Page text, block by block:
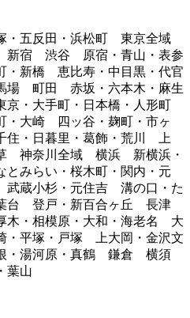
・五反田・浜松町 東京全域
新宿 渋谷 原宿・青山・表参
新橋 恵比寿・中目黒・代官
場 町田 赤坂・六本木・麻生
・大手町・日本橋・人形町
・大崎 四ッ谷・麹町・市ヶ
・日暮里・葛飾・荒川 上
神奈川全域 横浜 新横浜・
みらい・桜木町・関内・元
蔵小杉・元住吉 溝の口・た
台 登戸・新百合ヶ丘 長津
木・相模原・大和・海老名 大
・平塚・戸塚 上大岡・金沢文
・湯河原・真鶴 鎌倉 横須
葉山